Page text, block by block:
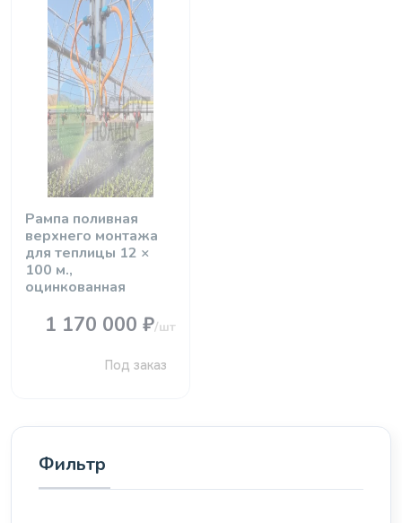
Фильтр
Рампа поливная
верхнего монтажа
для теплицы 12 ×
100 м.,
оцинкованная
1 170 000 ₽/шт
Под заказ